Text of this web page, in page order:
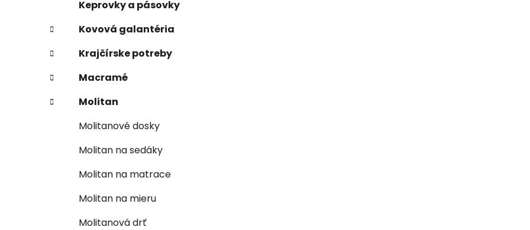
Keprovky a pásovky
Kovová galantéria
Krajčírske potreby
Macramé
Molitan
Molitanové dosky
Molitan na sedáky
Molitan na matrace
Molitan na mieru
Molitanová drť